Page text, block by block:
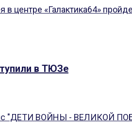
центре «Галактика64»
в ТЮЗе
"ДЕТИ ВОЙНЫ - ВЕЛИКОЙ